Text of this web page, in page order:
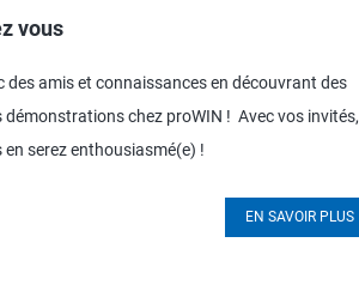
vous
amis et connaissances en découvrant des
chez proWIN ! Avec vos invités,
serez enthousiasmé(e) !
EN SAVOIR PLUS